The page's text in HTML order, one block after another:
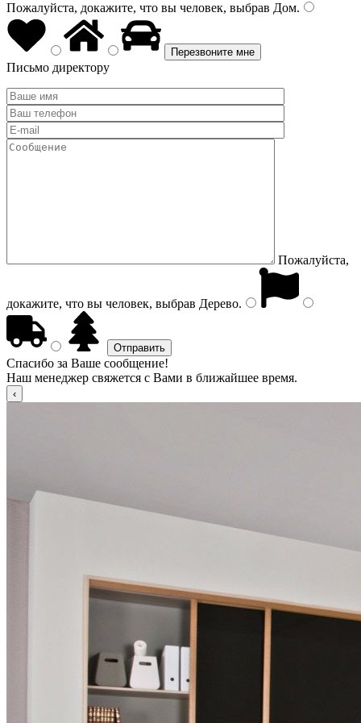
Пожалуйста, докажите, что вы человек, выбрав Дом.
Письмо директору
Пожалуйста,
докажите, что вы человек, выбрав Дерево.
Спасибо за Ваше сообщение!
Наш менеджер свяжется с Вами в ближайшее время.